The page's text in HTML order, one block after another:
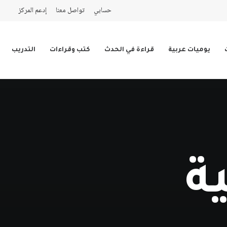
حسابي تواصل معنا إدعم المركز
يوميات عربية قراءة في الحدث كتب وقراءات التدريب